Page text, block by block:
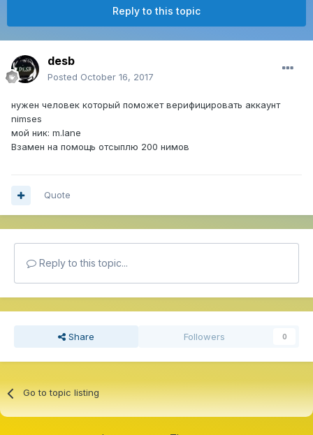
Reply to this topic
desb
Posted October 16, 2017
нужен человек который поможет верифицировать аккаунт
nimses
мой ник: m.lane
Взамен на помощь отсыплю 200 нимов
Quote
Reply to this topic...
Share Followers 0
Go to topic listing